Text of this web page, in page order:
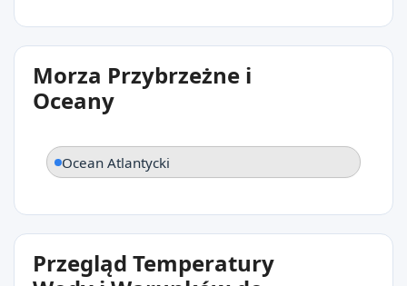
Morza Przybrzeżne i
Oceany
Ocean Atlantycki
Przegląd Temperatury